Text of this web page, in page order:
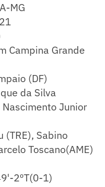
MG
Campina Grande
(DF)
da Silva
Junior
(TRE), Sabino
Toscano(AME)
2ºT(0-1)